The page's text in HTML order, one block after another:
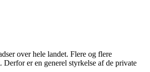
over hele landet. Flere og flere
er en generel styrkelse af de private